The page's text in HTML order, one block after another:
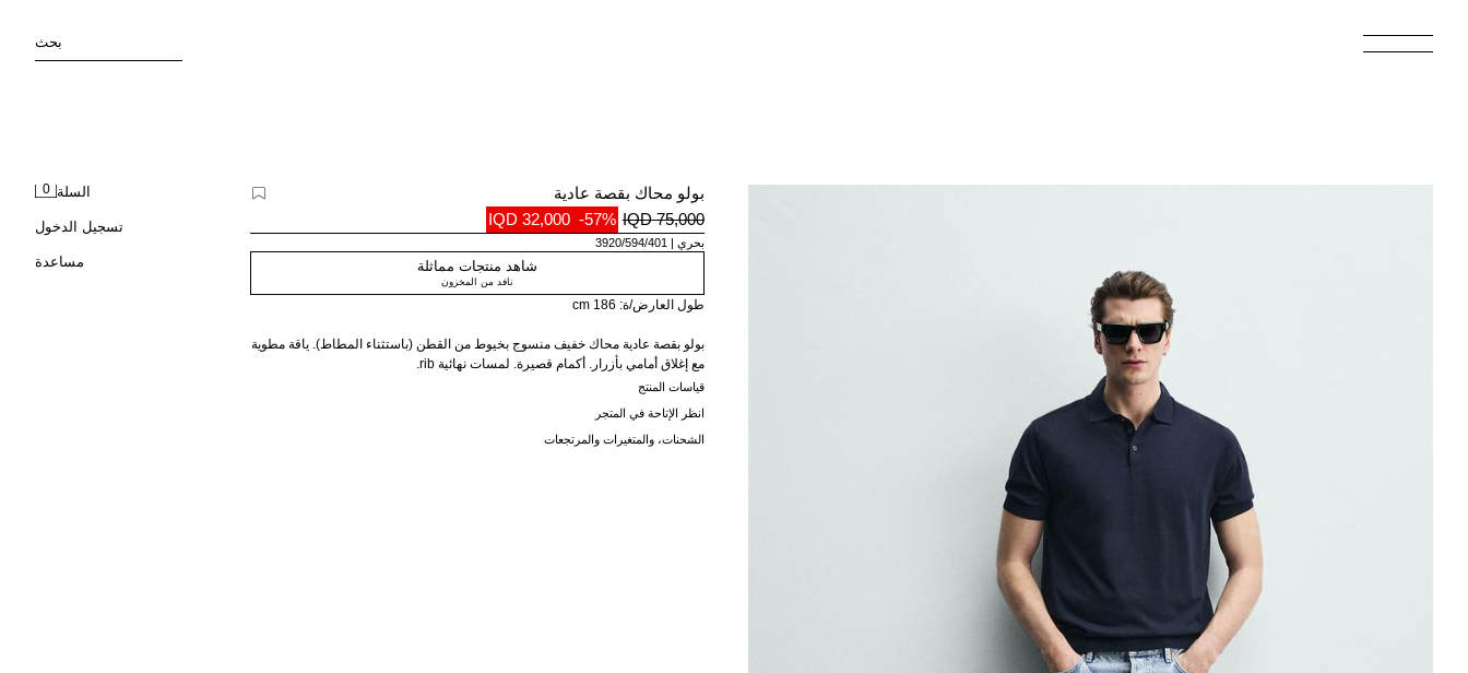
بحث
السلة 0
تسجيل الدخول
مساعدة
بولو محاك بقصة عادية
75,000 IQD
-57%
32,000 IQD
بحري 3920/594/401
شاهد منتجات مماثلة
نافد من المخزون
طول العارض/ة: 186 cm
بولو بقصة عادية محاك خفيف منسوج بخيوط من القطن (باستثناء المطاط). ياقة مطوية
مع إغلاق أمامي بأزرار. أكمام قصيرة. لمسات نهائية rib.
قياسات المنتج
انظر الإتاحة في المتجر
الشحنات، والمتغيرات والمرتجعات